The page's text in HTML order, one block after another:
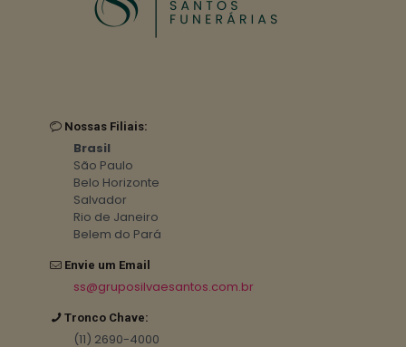
Nossas Filiais:
Brasil
São Paulo
Belo Horizonte
Salvador
Rio de Janeiro
Belem do Pará
Envie um Email
ss@gruposilvaesantos.com.br
Tronco Chave:
(11) 2690-4000